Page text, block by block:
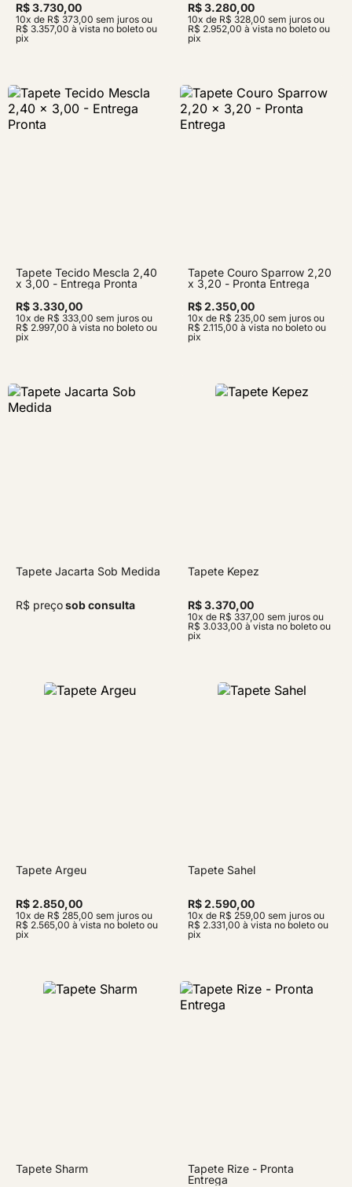
R$ 3.730,00
10x de R$ 373,00 sem juros ou
R$ 3.357,00 à vista no boleto ou
pix
R$ 3.280,00
10x de R$ 328,00 sem juros ou
R$ 2.952,00 à vista no boleto ou
pix
Tapete Tecido Mescla 2,40
x 3,00 - Entrega Pronta
R$ 3.330,00
10x de R$ 333,00 sem juros ou
R$ 2.997,00 à vista no boleto ou
pix
Tapete Couro Sparrow 2,20
x 3,20 - Pronta Entrega
R$ 2.350,00
10x de R$ 235,00 sem juros ou
R$ 2.115,00 à vista no boleto ou
pix
Tapete Jacarta Sob Medida
R$ preçosob consulta
Tapete Kepez
R$ 3.370,00
10x de R$ 337,00 sem juros ou
R$ 3.033,00 à vista no boleto ou
pix
Tapete Argeu
R$ 2.850,00
10x de R$ 285,00 sem juros ou
R$ 2.565,00 à vista no boleto ou
pix
Tapete Sahel
R$ 2.590,00
10x de R$ 259,00 sem juros ou
R$ 2.331,00 à vista no boleto ou
pix
Tapete Sharm
Tapete Rize - Pronta
Entrega